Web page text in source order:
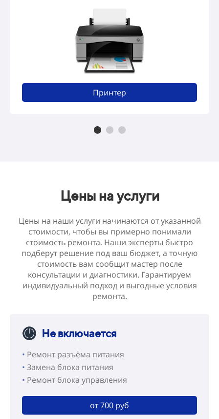
Принтер
Цены на услуги
Цены на наши услуги начинаются от указанной
стоимости, чтобы вы примерно понимали
стоимость ремонта. Наши эксперты быстро
подберут решение под ваш бюджет, а точную
стоимость вам сообщит мастер после
консультации и диагностики. Гарантируем
индивидуальный подход и выгодные условия
ремонта.
Не включается
• Ремонт разъёма питания
• Замена блока питания
• Ремонт блока управления
от 700 руб